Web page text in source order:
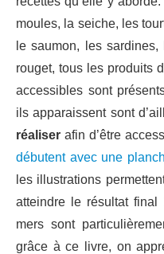
moules, la seiche, les
le saumon, les
rouget, tous les produits
accessibles sont
ils apparaissent sont
réaliser afin d’être
débutent avec une
les illustrations
atteindre le résultat
mers sont
grâce à ce livre, on